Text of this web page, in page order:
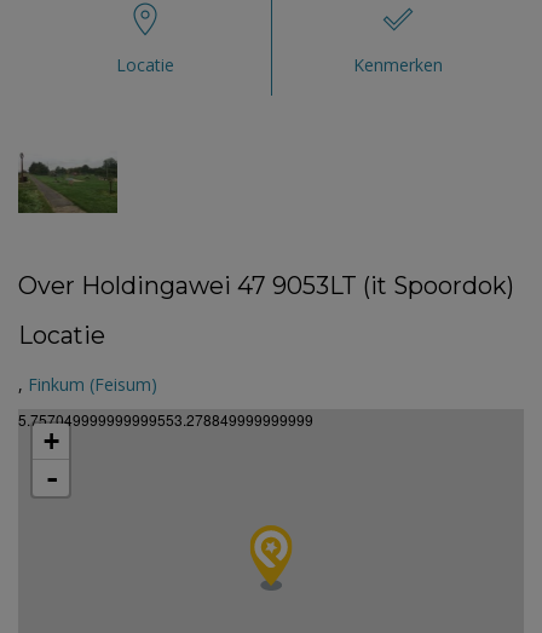
Locatie Kenmerken
Over Holdingawei 47 9053LT (it Spoordok)
Locatie
, Finkum (Feisum)
5.757049999999999553.278849999999999
+
-